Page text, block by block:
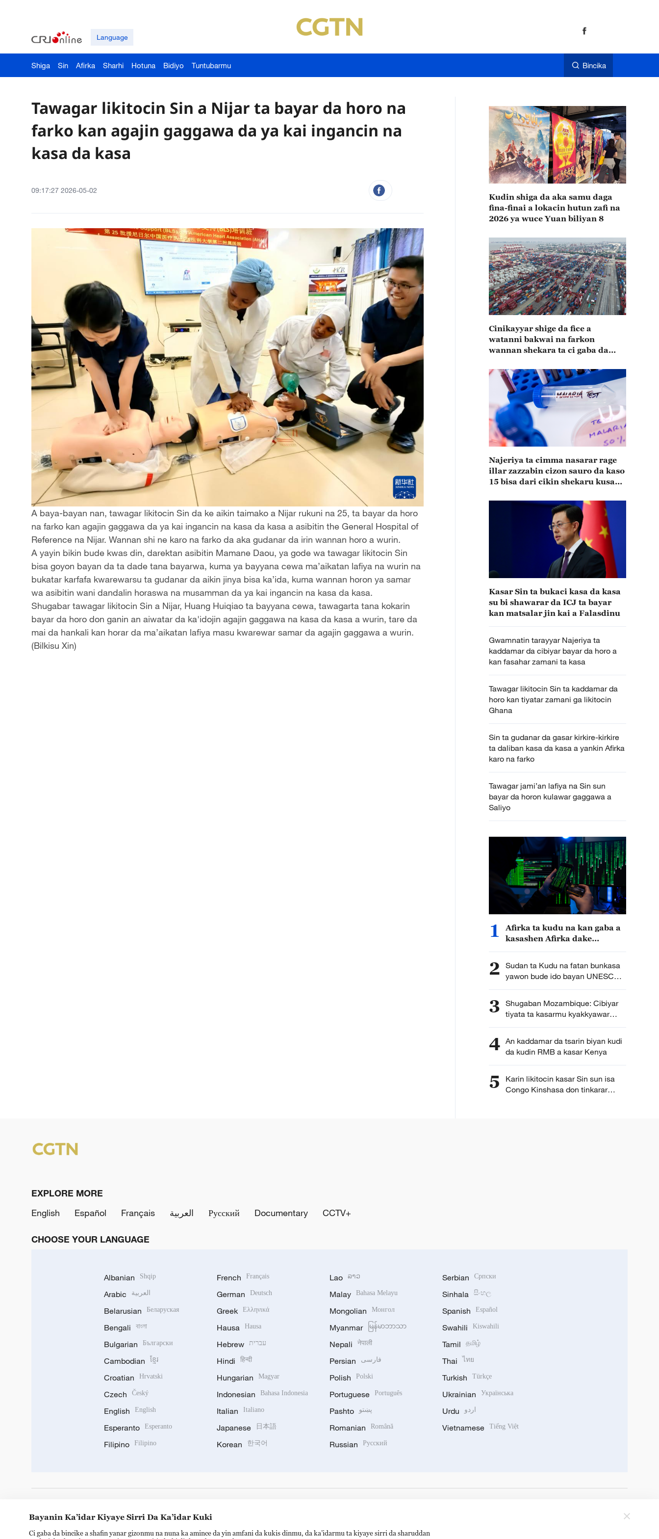
Language
Shiga Sin Afirka Sharhi Hotuna Bidiyo Tuntubarmu Bincika
Tawagar likitocin Sin a Nijar ta bayar da horo na
farko kan agajin gaggawa da ya kai ingancin na
kasa da kasa
09:17:27 2026-05-02
A baya-bayan nan, tawagar likitocin Sin da ke aikin taimako a Nijar rukuni na 25, ta bayar da horo
na farko kan agajin gaggawa da ya kai ingancin na kasa da kasa a asibitin the General Hospital of
Reference na Nijar. Wannan shi ne karo na farko da aka gudanar da irin wannan horo a wurin.
A yayin bikin bude kwas din, darektan asibitin Mamane Daou, ya gode wa tawagar likitocin Sin
bisa goyon bayan da ta dade tana bayarwa, kuma ya bayyana cewa ma’aikatan lafiya na wurin na
bukatar karfafa kwarewarsu ta gudanar da aikin jinya bisa ka’ida, kuma wannan horon ya samar
wa asibitin wani dandalin horaswa na musamman da ya kai ingancin na kasa da kasa.
Shugabar tawagar likitocin Sin a Nijar, Huang Huiqiao ta bayyana cewa, tawagarta tana kokarin
bayar da horo don ganin an aiwatar da ka'idojin agajin gaggawa na kasa da kasa a wurin, tare da
mai da hankali kan horar da ma’aikatan lafiya masu kwarewar samar da agajin gaggawa a wurin.
(Bilkisu Xin)
Kudin shiga da aka samu daga
fina-finai a lokacin hutun zafi na
2026 ya wuce Yuan biliyan 8
Cinikayyar shige da fice a
watanni bakwai na farkon
wannan shekara ta ci gaba da
Najeriya ta cimma nasarar rage
illar zazzabin cizon sauro da kaso
15 bisa dari cikin shekaru kusan
Kasar Sin ta bukaci kasa da kasa
su bi shawarar da ICJ ta bayar
kan matsalar jin kai a Falasdinu
Gwamnatin tarayyar Najeriya ta
kaddamar da cibiyar bayar da horo a
kan fasahar zamani ta kasa
Tawagar likitocin Sin ta kaddamar da
horo kan tiyatar zamani ga likitocin
Ghana
Sin ta gudanar da gasar kirkire-kirkire
ta daliban kasa da kasa a yankin Afirka
karo na farko
Tawagar jami’an lafiya na Sin sun
bayar da horon kulawar gaggawa a
Saliyo
1
Afirka ta kudu na kan gaba a
kasashen Afirka dake
Interpol
2 Sudan ta Kudu na fatan bunkasa
yawon bude ido bayan UNESCO
ta sanya wuri na farko cikin jerin
3 Shugaban Mozambique: Cibiyar
tiyata ta kasarmu kyakkyawar
shaida ce ga hadin gwiwar kiwon
4 An kaddamar da tsarin biyan kudi
da kudin RMB a kasar Kenya
5
Karin likitocin kasar Sin sun isa
Congo Kinshasa don tinkarar
EXPLORE MORE
English
Español Français العربية Русский Documentary CCTV+
CHOOSE YOUR LANGUAGE
Albanian Shqip
Arabic العربية
Belarusian Беларуская
Bengali বাংলা
Bulgarian Български
Cambodian ខ្មែរ
Croatian Hrvatski
Czech Český
English English
Esperanto Esperanto
Filipino Filipino
French Français
German Deutsch
Greek Ελληνικά
Hausa Hausa
Hebrew עברית
Hindi हिन्दी
Hungarian Magyar
Indonesian Bahasa Indonesia
Italian Italiano
Japanese 日本語
Korean 한국어
Lao ລາວ
Malay Bahasa Melayu
Mongolian Монгол
Myanmar မြန်မာဘာသာ
Nepali नेपाली
Persian فارسی
Polish Polski
Portuguese Português
Pashto پښتو
Romanian Română
Russian Русский
Serbian Српски
Sinhala සිංහල
Spanish Español
Swahili Kiswahili
Tamil தமிழ்
Thai ไทย
Turkish Türkçe
Ukrainian Українська
Urdu اردو
Vietnamese Tiếng Việt
Bayanin Ka’idar Kiyaye Sirri Da Ka’idar Kuki
Ci gaba da bincike a shafin yanar gizonmu na nuna ka amince da yin amfani da kukis dinmu, da ka’idarmu ta kiyaye sirri da sharuddan